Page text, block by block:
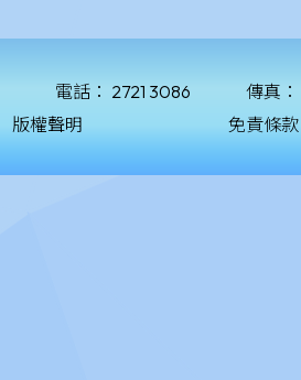
電話： 2721 3086 傳真：
版權聲明 免責條款